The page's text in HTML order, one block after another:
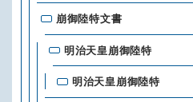
崩御陸特文書
明治天皇崩御陸特
明治天皇崩御陸特